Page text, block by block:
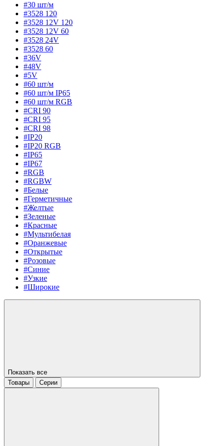
#30 шт/м
#3528 120
#3528 12V 120
#3528 12V 60
#3528 24V
#3528 60
#36V
#48V
#5V
#60 шт/м
#60 шт/м IP65
#60 шт/м RGB
#CRI 90
#CRI 95
#CRI 98
#IP20
#IP20 RGB
#IP65
#IP67
#RGB
#RGBW
#Белые
#Герметичные
#Желтые
#Зеленые
#Красные
#Мультибелая
#Оранжевые
#Открытые
#Розовые
#Синие
#Узкие
#Широкие
Показать все
Товары
Серии